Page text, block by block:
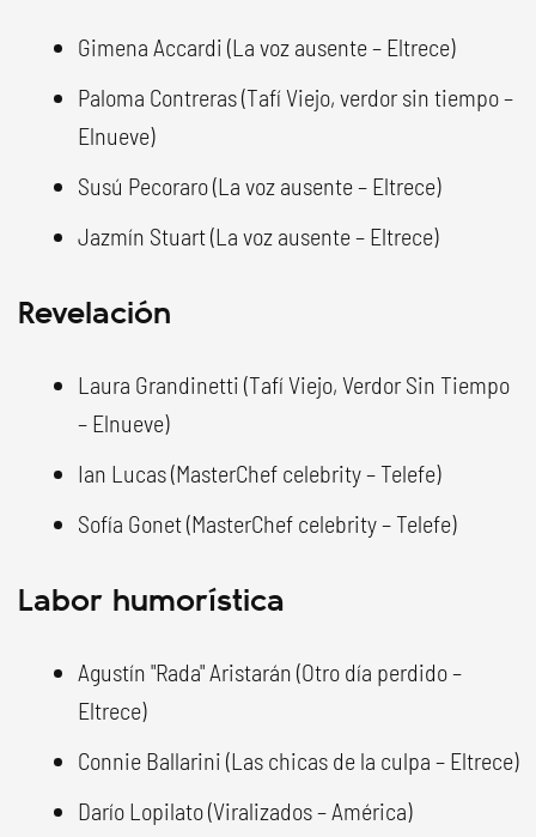
Gimena Accardi (La voz ausente – Eltrece)
Paloma Contreras (Tafí Viejo, verdor sin tiempo –
Elnueve)
Susú Pecoraro (La voz ausente – Eltrece)
Jazmín Stuart (La voz ausente – Eltrece)
Revelación
Laura Grandinetti (Tafí Viejo, Verdor Sin Tiempo
– Elnueve)
Ian Lucas (MasterChef celebrity – Telefe)
Sofía Gonet (MasterChef celebrity – Telefe)
Labor humorística
Agustín "Rada" Aristarán (Otro día perdido –
Eltrece)
Connie Ballarini (Las chicas de la culpa – Eltrece)
Darío Lopilato (Viralizados – América)